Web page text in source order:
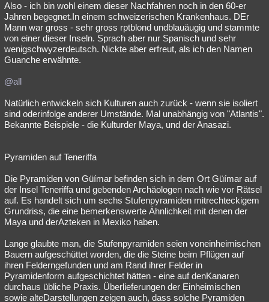
Also - ich bin wohl einem dieser Nachfahren noch in den 60-er
Jahren begegnet.In einem schweizerischen Krankenhaus. DEr
Mann war gross - sehr gross rptblond undblauäugig und stammte
von einer dieser Inseln. Sprach aber nur Spanisch und sehr
wenigschwyzerdeutsch. Nickte aber erfreut, als ich den Namen
Guanche erwähnte.
@all
Natürlich entwickeln sich Kulturen auch zurück - wenn sie isoliert
sind oderinfolge anderer Umstände. Mal unabhängig von "Atlantis".
Bekannte Beispiele - die Kulturder Maya, und der Anasazi.
Pyramiden auf Teneriffa
Die Pyramiden von Güímar befinden sich in dem Ort Güímar auf
der Insel Teneriffa und gebenden Archäologen nach wie vor Rätsel
auf. Es handelt sich um sechs Stufenpyramiden mitrechteckigem
Grundriss, die eine bemerkenswerte Ähnlichkeit mit denen der
Maya und derAzteken in Mexiko haben.
Lange glaubte man, die Stufenpyramiden seien voneinheimischen
Bauern aufgeschüttet worden, die die Steine beim Pflügen auf
ihren Felderngefunden und am Rand ihrer Felder in
Pyramidenform aufgeschichtet hätten - eine auf denKanaren
durchaus übliche Praxis. Überlieferungen der Einheimischen
sowie alteDarstellungen zeigen auch, dass solche Pyramiden